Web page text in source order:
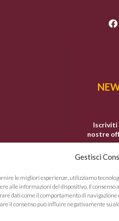
Gestisci
le migliori esperienze, utilizziamo
alle informazioni del dispositivo. Il consenso
dati come il comportamento di
il consenso può influire negativamente su
Iscriviti
nostre